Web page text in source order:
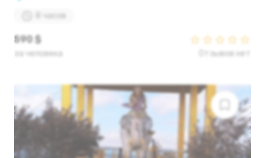
8 часов
590 $
за человека Отзывов нет